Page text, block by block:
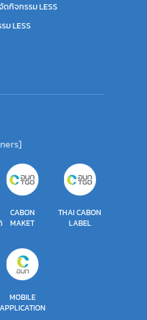
กิจกรรม LESS
ม LESS
CABON
MAKET
THAI CABON
LABEL
MOBILE
APPLICATION